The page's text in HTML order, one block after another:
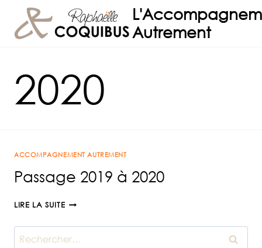
contenu
Autrement
2020
ACCOMPAGNEMENT AUTREMENT
Passage 2019 à 2020
LIRE LA SUITEPASSAGE
À
2020
Rechercher :